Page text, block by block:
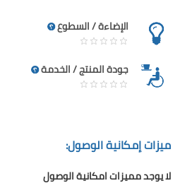
الإضاءة / السطوع
جودة المنتج / الخدمة
ميزات إمكانية الوصول:
لا يوجد مميزات امكانية الوصول